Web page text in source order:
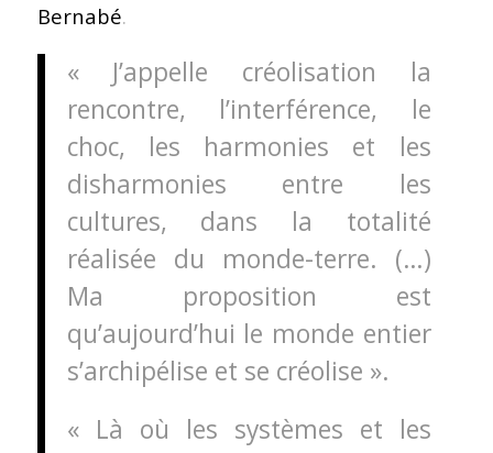
Bernabé.
« J’appelle créolisation la
rencontre, l’interférence, le
choc, les harmonies et les
disharmonies entre les
cultures, dans la totalité
réalisée du monde-terre. (…)
Ma proposition est
qu’aujourd’hui le monde entier
s’archipélise et se créolise ».
« Là où les systèmes et les